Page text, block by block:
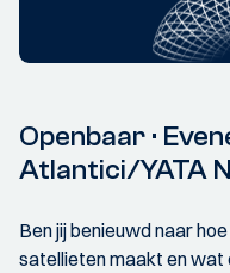
Openbaar ·
Atlantici/YATA
Ben jij benieuwd naar
satellieten maakt en wat